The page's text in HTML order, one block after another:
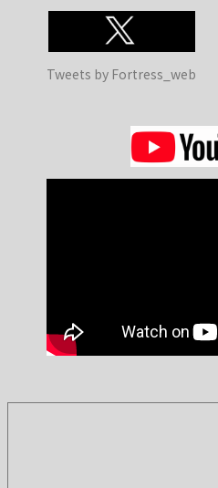
Tweets by Fortress_web